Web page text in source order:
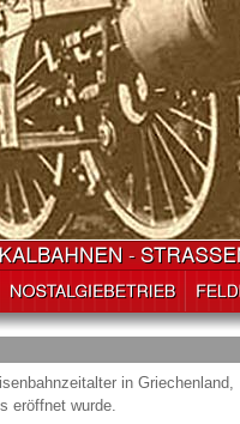
in Griechenland,
eröffnet wurde.